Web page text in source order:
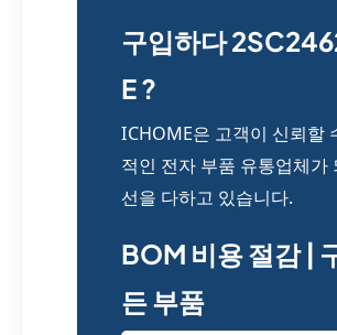
구입하다
E ?
ICHOME은 고객이 신뢰할
적인 전자 부품 유통업체가
선을 다하고 있습니다.
BOM 비용 절감 |
든 부품